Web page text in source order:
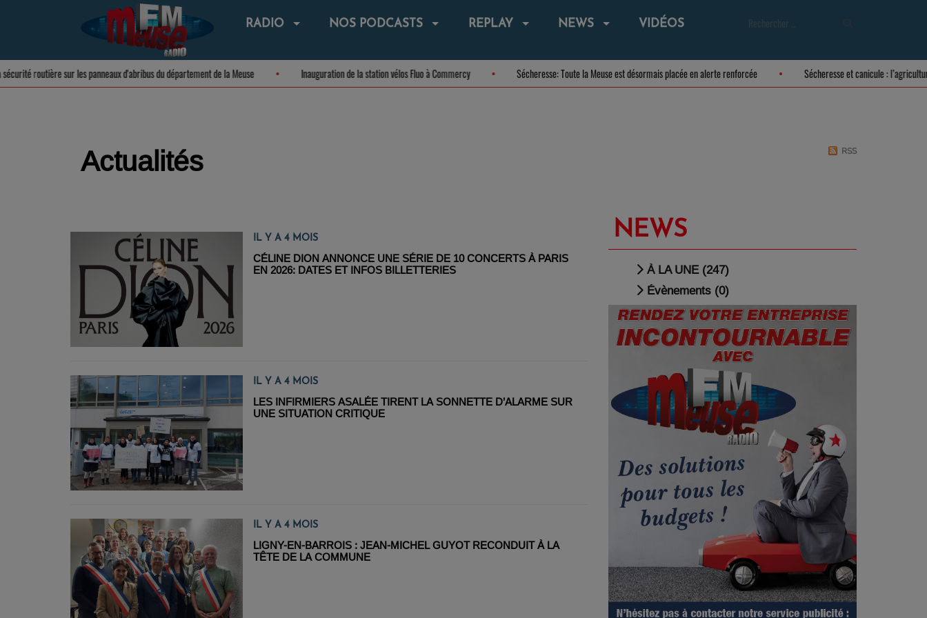
RADIO NOS PODCASTS REPLAY NEWS VIDÉOS
sur la sécurité routière sur les panneaux d'abribus du département de la Meuse Inauguration de la station vélos Fluo à Commercy Sécheresse: Toute la Meuse est désormais placée en alerte renforcée Sécheresse et canicule :
Actualités RSS
IL Y A 4 MOIS
CÉLINE DION ANNONCE UNE SÉRIE DE 10 CONCERTS À PARIS
EN 2026: DATES ET INFOS BILLETTERIES
IL Y A 4 MOIS
LES INFIRMIERS ASALÉE TIRENT LA SONNETTE D’ALARME SUR
UNE SITUATION CRITIQUE
IL Y A 4 MOIS
LIGNY-EN-BARROIS : JEAN-MICHEL GUYOT RECONDUIT À LA
TÊTE DE LA COMMUNE
NEWS
À LA UNE (247)
Évènements (0)